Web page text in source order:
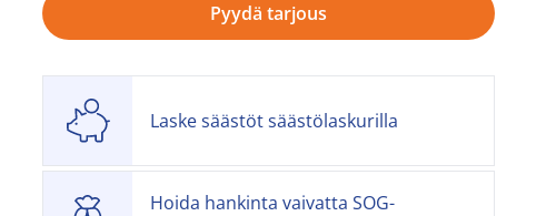
Pyydä tarjous
Laske säästöt säästölaskurilla
Hoida hankinta vaivatta SOG-